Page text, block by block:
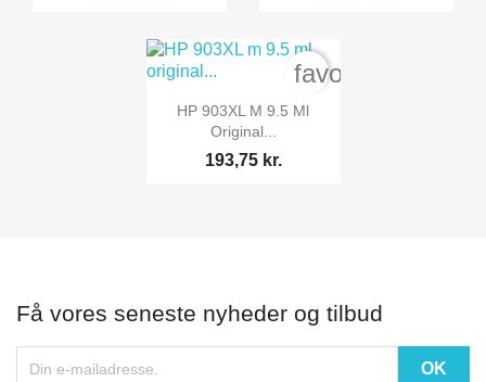
 Vis her
HP 903XL M 9.5 Ml
Original...
193,75 kr.
favorite_border
Få vores seneste nyheder og tilbud